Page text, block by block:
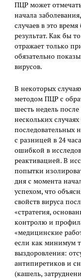
ПЦР может
начала
случаев в это
результат. Как бы
отражает только
обязательно
вирусов.
В некоторых
методом ПЦР с
шесть недель после
нескольких
последовательных
с разницей в 24
ошибкой в
реактивацией. В
попытки
дня с момента
успехом, что
свойств вируса
«стратегия,
контролю и
«медицинские
если как минимум
выздоровления:
антипиретиков и
(кашель,